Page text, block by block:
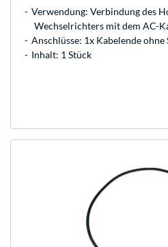
Verwendung: Verbindung des
Wechselrichters mit dem AC-
Anschlüsse: 1x Kabelende ohne
Inhalt: 1 Stück